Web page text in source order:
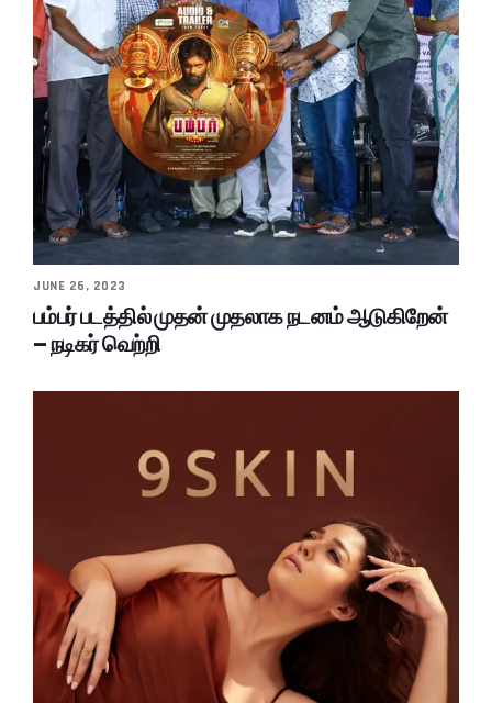
JUNE 26, 2023
பம்பர் படத்தில் முதன் முதலாக நடனம் ஆடுகிறேன்
– நடிகர் வெற்றி